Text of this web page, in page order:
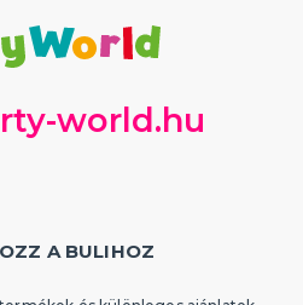
world.hu
A BULIHOZ